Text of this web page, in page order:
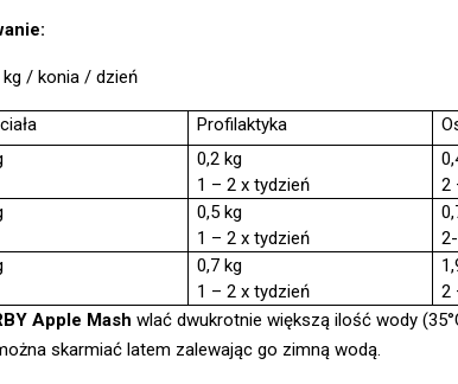
/ konia / dzień
Profilaktyka
0,2 kg
1 – 2 x tydzień
2
0,5 kg
1 – 2 x tydzień
0,7 kg
1 – 2 x tydzień
2
Apple Mash wlać dwukrotnie większą ilość wody
skarmiać latem zalewając go zimną wodą.